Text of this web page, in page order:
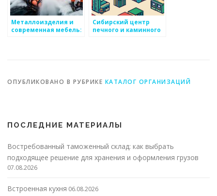
Металлоизделия и
современная мебель:
Сибирский центр
печного и каминного
ОПУБЛИКОВАНО В РУБРИКЕ КАТАЛОГ ОРГАНИЗАЦИЙ
ПОСЛЕДНИЕ МАТЕРИАЛЫ
Востребованный таможенный склад: как выбрать
подходящее решение для хранения и оформления грузов
07.08.2026
Встроенная кухня 06.08.2026